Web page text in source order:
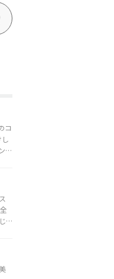
コ
ト